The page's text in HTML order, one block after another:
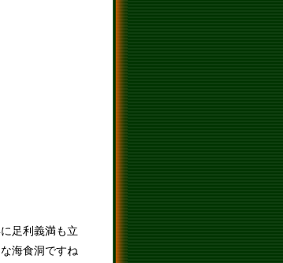
足利義満も立
海食洞ですね